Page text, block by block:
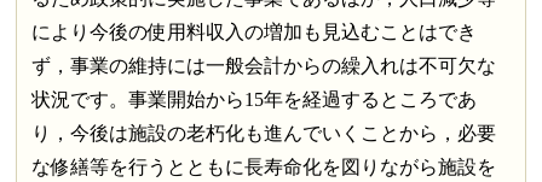
により今後の使用料収入の増加も見込むことはでき
ず，事業の維持には一般会計からの繰入れは不可欠な
状況です。事業開始から15年を経過するところであ
り，今後は施設の老朽化も進んでいくことから，必要
な修繕等を行うとともに長寿命化を図りながら施設を